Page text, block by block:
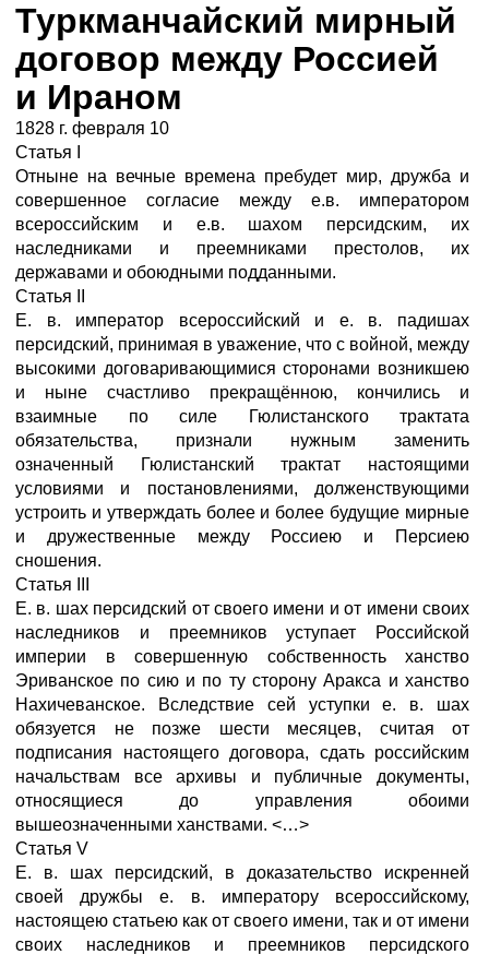
Туркманчайский мирный
договор между Россией
и Ираном
1828 г. февраля 10
Статья I
Отныне на вечные времена пребудет мир, дружба и
совершенное согласие между е.в. императором
всероссийским и е.в. шахом персидским, их
наследниками и преемниками престолов, их
державами и обоюдными подданными.
Статья II
Е. в. император всероссийский и е. в. падишах
персидский, принимая в уважение, что с войной, между
высокими договаривающимися сторонами возникшею
и ныне счастливо прекращённою, кончились и
взаимные по силе Гюлистанского трактата
обязательства, признали нужным заменить
означенный Гюлистанский трактат настоящими
условиями и постановлениями, долженствующими
устроить и утверждать более и более будущие мирные
и дружественные между Россиею и Персиею
сношения.
Статья III
Е. в. шах персидский от своего имени и от имени своих
наследников и преемников уступает Российской
империи в совершенную собственность ханство
Эриванское по сию и по ту сторону Аракса и ханство
Нахичеванское. Вследствие сей уступки е. в. шах
обязуется не позже шести месяцев, считая от
подписания настоящего договора, сдать российским
начальствам все архивы и публичные документы,
относящиеся до управления обоими
вышеозначенными ханствами. <…>
Статья V
Е. в. шах персидский, в доказательство искренней
своей дружбы е. в. императору всероссийскому,
настоящею статьею как от своего имени, так и от имени
своих наследников и преемников персидского